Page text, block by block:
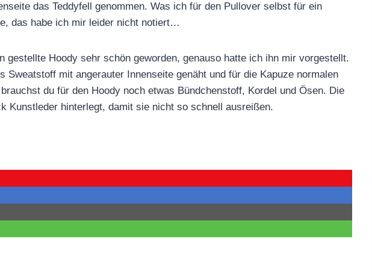
das Teddyfell genommen. Was ich für den Pullover selbst für ein
das habe ich mir leider nicht notiert…
gestellte Hoody sehr schön geworden, genauso hatte ich ihn mir vorgestellt.
Sweatstoff mit angerauter Innenseite genäht und für die Kapuze normalen
du für den Hoody noch etwas Bündchenstoff, Kordel und Ösen. Die
Kunstleder hinterlegt, damit sie nicht so schnell ausreißen.